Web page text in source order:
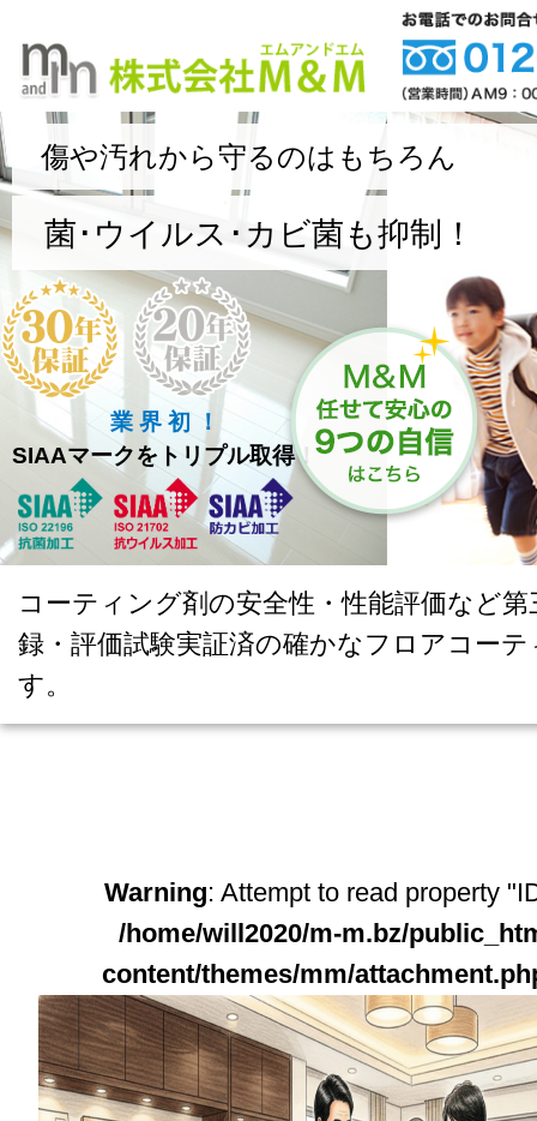
傷や汚れから守るのはもちろん
菌･ウイルス･カビ菌も抑制！
業 界 初 ！
SIAAマークをトリプル取得！
コーティング剤の安全性・性能評価など
録・評価試験実証済の確かなフロアコー
す。
Warning: Attempt to read property
/home/will2020/m-m.bz/
content/themes/mm/